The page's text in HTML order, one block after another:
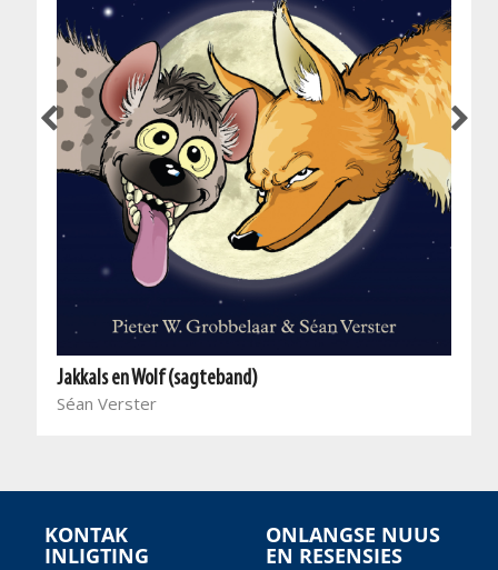
Jakkals en Wolf (sagteband)
Séan Verster
KONTAK
INLIGTING
ONLANGSE NUUS
EN RESENSIES